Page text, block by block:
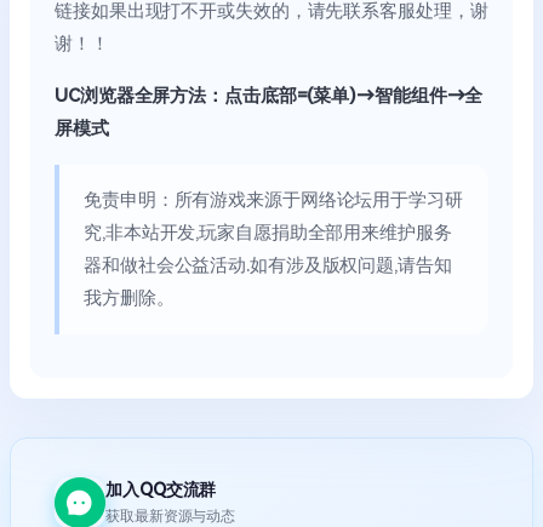
链接如果出现打不开或失效的，请先联系客服处理，谢
谢！！
UC浏览器全屏方法：点击底部=(菜单)→智能组件→全
屏模式
免责申明：所有游戏来源于网络论坛用于学习研
究,非本站开发,玩家自愿捐助全部用来维护服务
器和做社会公益活动.如有涉及版权问题,请告知
我方删除。
加入QQ交流群
获取最新资源与动态